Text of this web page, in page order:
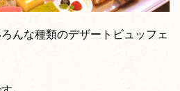
んな種類のデザートビュッフェ